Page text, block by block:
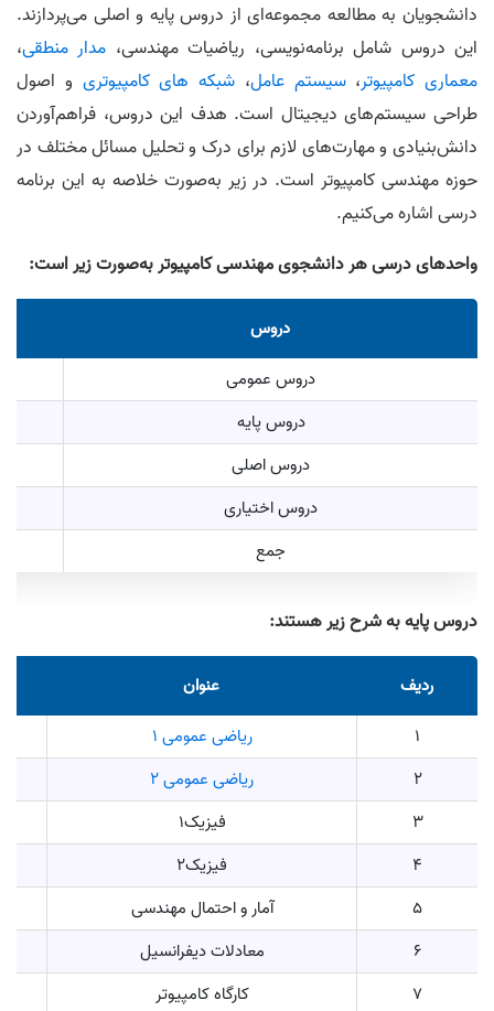
دانشجویان به مطالعه مجموعه‌ای از دروس پایه و اصلی می‌پردازند.
این دروس شامل برنامه‌نویسی، ریاضیات مهندسی، مدار منطقی،
معماری کامپیوتر،سیستم عامل، شبکه های کامپیوتری و اصول
طراحی سیستم‌های دیجیتال است. هدف این دروس، فراهم‌آوردن
دانش‌بنیادی و مهارت‌های لازم برای درک و تحلیل مسائل مختلف در
حوزه مهندسی کامپیوتر است. در زیر به‌صورت خلاصه به این برنامه
درسی اشاره می‌کنیم.
واحد‌های درسی هر دانشجوی مهندسی کامپیوتر به‌صورت زیر است:
دروس
دروس عمومی
دروس پایه
دروس اصلی
دروس اختیاری
جمع
دروس پایه به شرح زیر هستند:
ردیف
عنوان
1
ریاضی عمومی ۱
2
ریاضی عمومی ۲
3
فیزیک1
4
فیزیک2
5
آمار و احتمال مهندسی
6
معادلات دیفرانسیل
7
کارگاه کامپیوتر